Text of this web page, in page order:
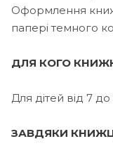
Оформлення
папері темного
ДЛЯ КОГО
Для дітей від 7 до
ЗАВДЯКИ